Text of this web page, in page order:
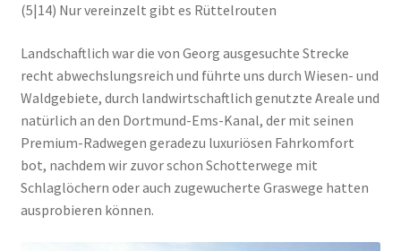
(5|14) Nur vereinzelt gibt es Rüttelrouten
Landschaftlich war die von Georg ausgesuchte Strecke
recht abwechslungsreich und führte uns durch Wiesen- und
Waldgebiete, durch landwirtschaftlich genutzte Areale und
natürlich an den Dortmund-Ems-Kanal, der mit seinen
Premium-Radwegen geradezu luxuriösen Fahrkomfort
bot, nachdem wir zuvor schon Schotterwege mit
Schlaglöchern oder auch zugewucherte Graswege hatten
ausprobieren können.